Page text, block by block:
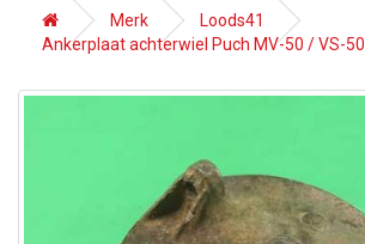
Merk
Loods41
Ankerplaat achterwiel Puch MV-50 / VS-50